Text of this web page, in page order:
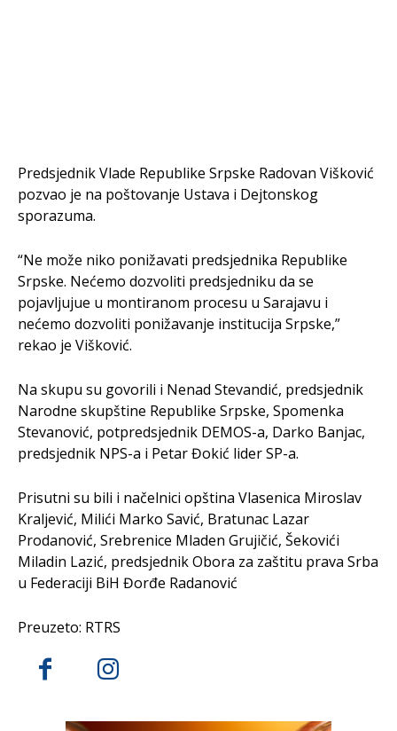
Predsjednik Vlade Republike Srpske Radovan Višković
pozvao je na poštovanje Ustava i Dejtonskog
sporazuma.
“Ne može niko ponižavati predsjednika Republike
Srpske. Nećemo dozvoliti predsjedniku da se
pojavljujue u montiranom procesu u Sarajavu i
nećemo dozvoliti ponižavanje institucija Srpske,”
rekao je Višković.
Na skupu su govorili i Nenad Stevandić, predsjednik
Narodne skupštine Republike Srpske, Spomenka
Stevanović, potpredsjednik DEMOS-a, Darko Banjac,
predsjednik NPS-a i Petar Đokić lider SP-a.
Prisutni su bili i načelnici opština Vlasenica Miroslav
Kraljević, Milići Marko Savić, Bratunac Lazar
Prodanović, Srebrenice Mladen Grujičić, Šekovići
Miladin Lazić, predsjednik Obora za zaštitu prava Srba
u Federaciji BiH Đorđe Radanović
Preuzeto: RTRS